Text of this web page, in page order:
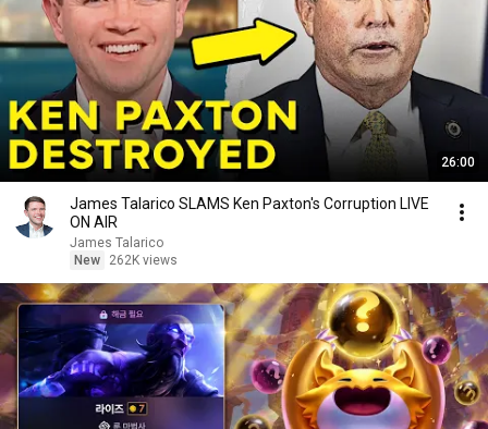
26:00
James Talarico SLAMS Ken Paxton's Corruption LIVE
ON AIR
James Talarico
New
262K views